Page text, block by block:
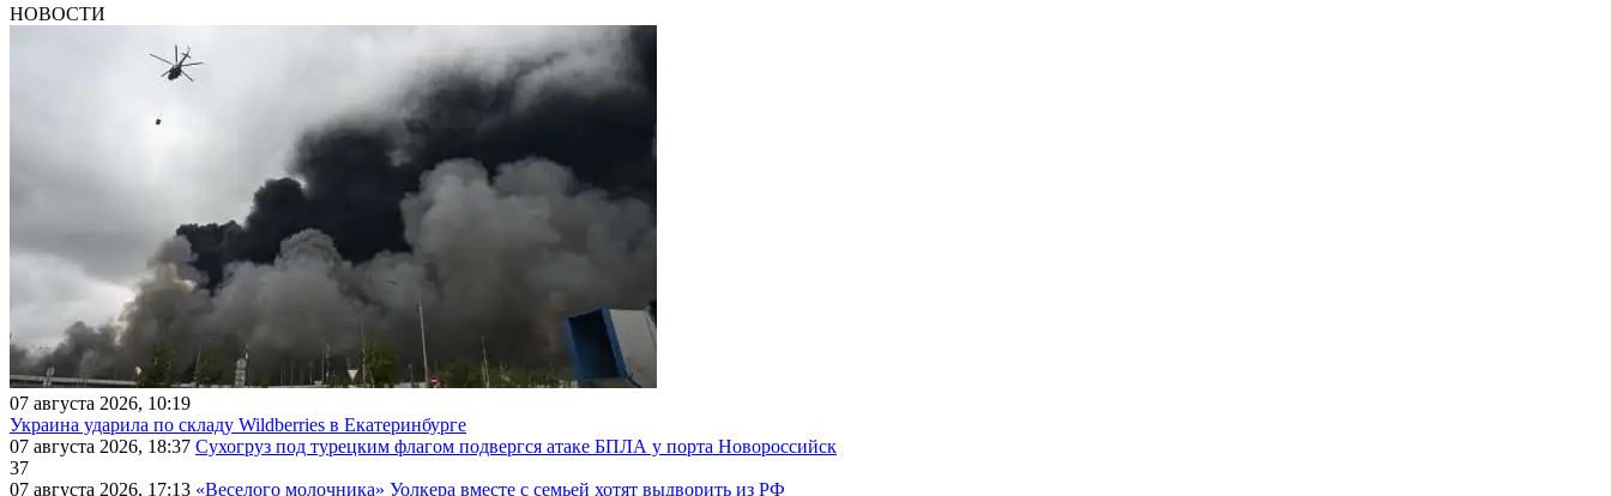
НОВОСТИ
07 августа 2026, 10:19
Украина ударила по складу Wildberries в Екатеринбурге
07 августа 2026, 18:37 Сухогруз под турецким флагом подвергся атаке БПЛА у порта Новороссийск
37
07 августа 2026, 17:13 «Веселого молочника» Уолкера вместе с семьей хотят выдворить из РФ